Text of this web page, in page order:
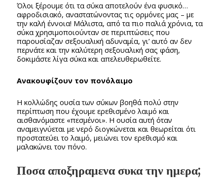
Όλοι ξέρουμε ότι τα σύκα αποτελούν ένα φυσικό…
αφροδισιακό, αναστατώνοντας τις ορμόνες μας – με
την καλή έννοια! Μάλιστα, από τα πιο παλιά χρόνια, τα
σύκα χρησιμοποιούνταν σε περιπτώσεις που
παρουσίαζαν σεξουαλική αδυναμία, γι’ αυτό αν δεν
περνάτε και την καλύτερη σεξουαλική σας φάση,
δοκιμάστε λίγα σύκα και απελευθερωθείτε.
Ανακουφίζουν τον πονόλαιμο
Η κολλώδης ουσία των σύκων βοηθά πολύ στην
περίπτωση που έχουμε ερεθισμένο λαιμό και
αισθανόμαστε «πεσμένοι». Η ουσία αυτή όταν
αναμειγνύεται με νερό διογκώνεται και θεωρείται ότι
προστατεύει το λαιμό, μειώνει τον ερεθισμό και
μαλακώνει τον πόνο.
Ποσα αποξηραμενα συκα την ημερα;